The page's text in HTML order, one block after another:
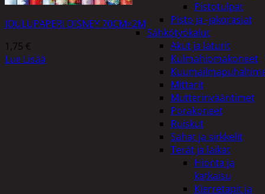
Pistotulpat
Pisto ja -jakorasiat
Sähkötyökalut
Akut ja laturit
Kulmahiomakoneet
Mittarit
Mutterinvääntimet
Porakoneet
Ruiskut
Sahat ja sirkkelit
Terät ja laikat
Hionta ja
katkaisu
Kierretapit ja
JOULUPAPERI DISNEY 70CM×2M
1,75 €
Lue Lisää